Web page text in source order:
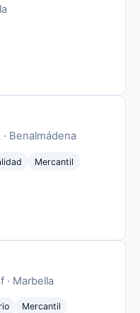
· Benalmádena
Mercantil
· Marbella
Mercantil